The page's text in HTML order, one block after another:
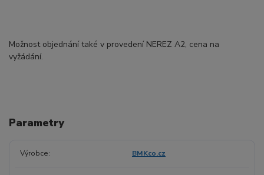
Možnost objednání také v provedení NEREZ A2, cena na
vyžádání.
Parametry
Výrobce BMKco.cz